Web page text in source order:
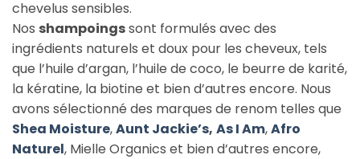
chevelus sensibles.
Nos shampoingssont formulés avec des
ingrédients naturels et doux pour les cheveux, tels
que l’huile d’argan, l’huile de coco, le beurre de karité,
la kératine, la biotine et bien d’autres encore. Nous
avons sélectionné des marques de renom telles que
Shea Moisture,Aunt Jackie’s, As I Am,Afro
Naturel, Mielle Organics et bien d’autres encore,